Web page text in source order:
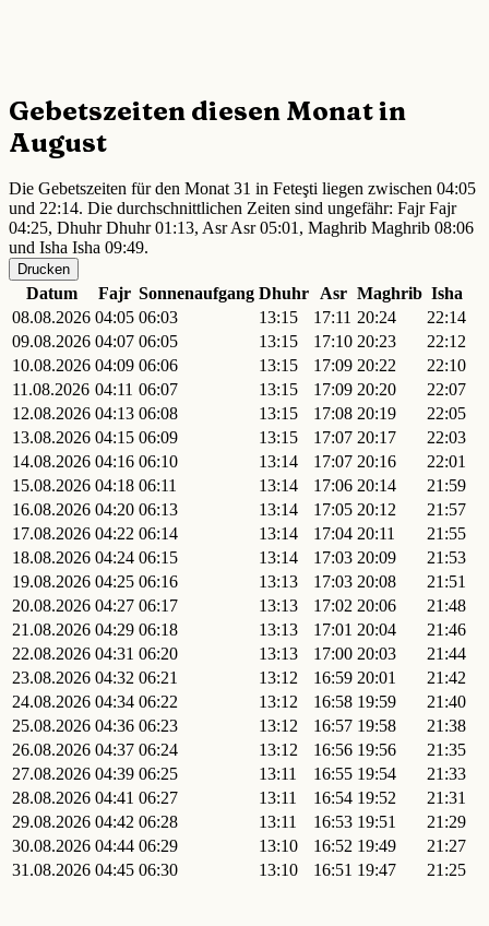
Gebetszeiten diesen Monat in
August
Die Gebetszeiten für den Monat 31 in Feteşti liegen zwischen 04:05
und 22:14. Die durchschnittlichen Zeiten sind ungefähr: Fajr Fajr
04:25, Dhuhr Dhuhr 01:13, Asr Asr 05:01, Maghrib Maghrib 08:06
und Isha Isha 09:49.
Drucken
Datum Fajr Sonnenaufgang Dhuhr Asr Maghrib Isha
08.08.2026 04:05 06:03 13:15 17:11 20:24
22:14
09.08.2026 04:07 06:05 13:15 17:10 20:23
22:12
10.08.2026 04:09 06:06 13:15 17:09 20:22
22:10
11.08.2026 04:11 06:07 13:15 17:09 20:20
22:07
12.08.2026 04:13 06:08 13:15 17:08 20:19
22:05
13.08.2026 04:15 06:09 13:15 17:07 20:17
22:03
14.08.2026 04:16 06:10 13:14 17:07 20:16
22:01
15.08.2026 04:18 06:11 13:14 17:06 20:14
21:59
16.08.2026 04:20 06:13 13:14 17:05 20:12
21:57
17.08.2026 04:22 06:14 13:14 17:04 20:11
21:55
18.08.2026 04:24 06:15 13:14 17:03 20:09
21:53
19.08.2026 04:25 06:16 13:13 17:03 20:08
21:51
20.08.2026 04:27 06:17 13:13 17:02 20:06
21:48
21.08.2026 04:29 06:18 13:13 17:01 20:04
21:46
22.08.2026 04:31 06:20 13:13 17:00 20:03
21:44
23.08.2026 04:32 06:21 13:12 16:59 20:01
21:42
24.08.2026 04:34 06:22 13:12 16:58 19:59
21:40
25.08.2026 04:36 06:23 13:12 16:57 19:58
21:38
26.08.2026 04:37 06:24 13:12 16:56 19:56
21:35
27.08.2026 04:39 06:25 13:11 16:55 19:54
21:33
28.08.2026 04:41 06:27 13:11 16:54 19:52
21:31
29.08.2026 04:42 06:28 13:11 16:53 19:51
21:29
30.08.2026 04:44 06:29 13:10 16:52 19:49
21:27
31.08.2026 04:45 06:30 13:10 16:51 19:47 21:25